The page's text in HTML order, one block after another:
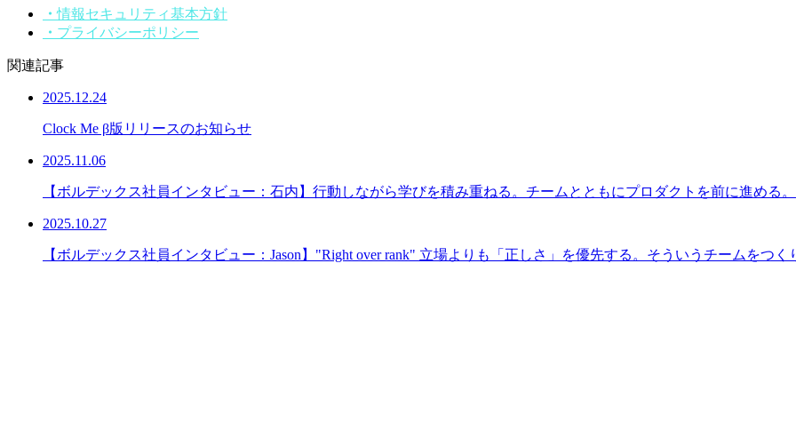
・情報セキュリティ基本方針
・ プライバシーポリシー
関連記事
2025.12.24
Clock Me β版リリースのお知らせ
2025.11.06
【ボルデックス社員インタビュー：石内】行動しながら学びを積み重ねる。チームとともにプロダクトを前に進める。
2025.10.27
【ボルデックス社員インタビュー：Jason】"Right over rank" 立場よりも「正しさ」を優先する。そういうチームをつく